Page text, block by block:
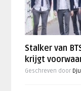
Stalker van
krijgt
Geschreven door